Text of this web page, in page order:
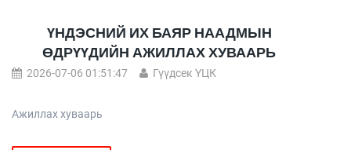
ҮНДЭСНИЙ ИХ БАЯР НААДМЫН
ӨДРҮҮДИЙН АЖИЛЛАХ ХУВААРЬ
2026-07-06 01:51:47 Гүүдсек ҮЦК
Ажиллах хуваарь